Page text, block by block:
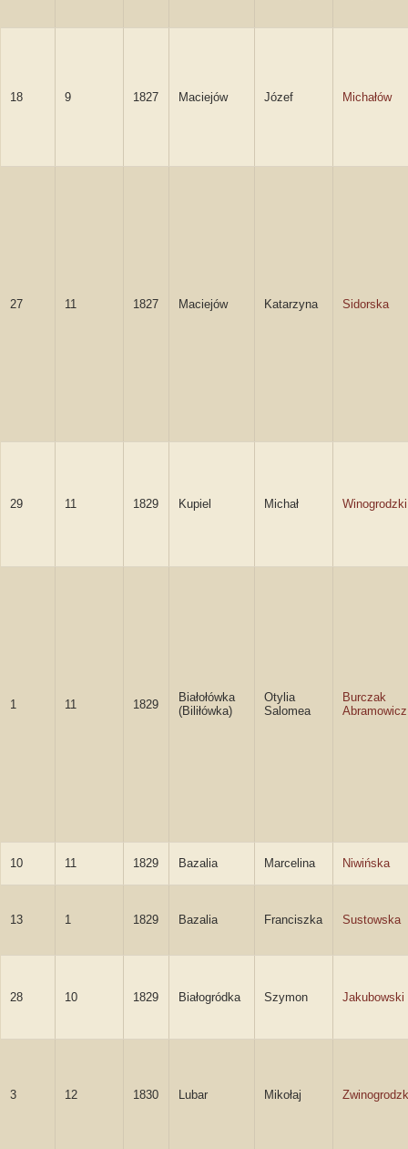
18 9 1827 Maciejów Józef Michałów
27 11 1827 Maciejów Katarzyna Sidorska
29 11 1829 Kupiel Michał Winogrodzki
1 11 1829
Białołówka
(Biliłówka)
Otylia
Salomea
Burczak
Abramowicz
10 11 1829 Bazalia Marcelina Niwińska
13 1 1829 Bazalia Franciszka Sustowska
28 10 1829 Białogródka Szymon Jakubowski
3 12 1830 Lubar Mikołaj